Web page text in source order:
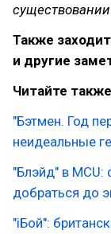
Также
и другие
Читайте
"Бэтмен. Год
неидеальные
"Блэйд" в
добраться до
"iБой":